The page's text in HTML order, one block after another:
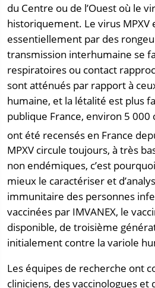
du Centre ou de l’Ouest où le
historiquement. Le virus MPXV
essentiellement par des
transmission interhumaine se
respiratoires ou contact
sont atténués par rapport à
humaine, et la létalité est plus
publique France, environ 5 000
ont été recensés en France
MPXV circule toujours, à très
non endémiques, c’est
mieux le caractériser et
immunitaire des personnes
vaccinées par IMVANEX, le
disponible, de troisième
initialement contre la variole
Les équipes de recherche ont
cliniciens, des vaccinologues